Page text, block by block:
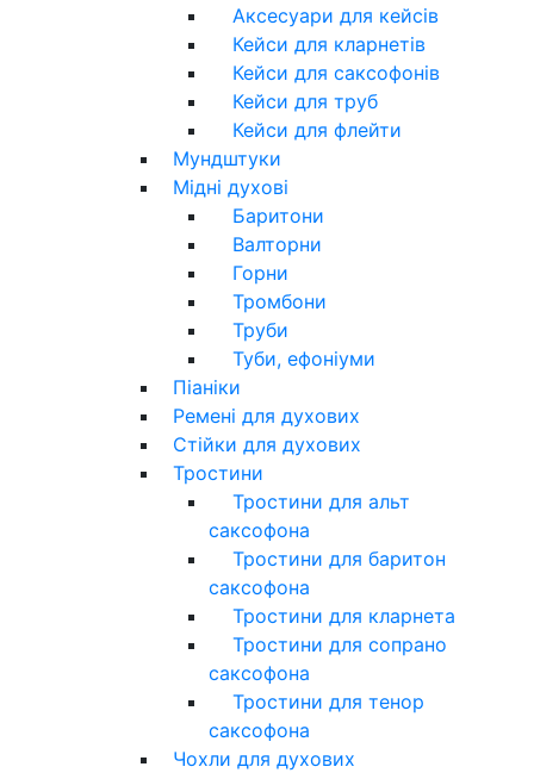
Аксесуари для кейсів
Кейси для кларнетів
Кейси для саксофонів
Кейси для труб
Кейси для флейти
Мундштуки
Мідні духові
Баритони
Валторни
Горни
Тромбони
Труби
Туби, ефоніуми
Піаніки
Ремені для духових
Стійки для духових
Тростини
Тростини для альт
саксофона
Тростини для баритон
саксофона
Тростини для кларнета
Тростини для сопрано
саксофона
Тростини для тенор
саксофона
Чохли для духових